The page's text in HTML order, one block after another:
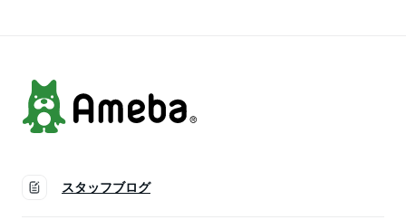
スタッフブログ